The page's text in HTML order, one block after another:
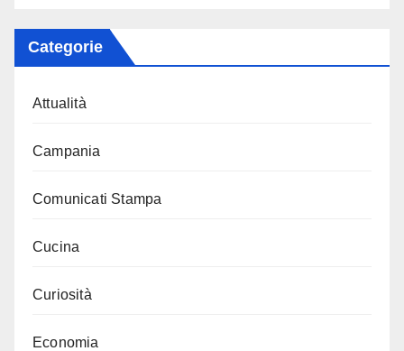
Categorie
Attualità
Campania
Comunicati Stampa
Cucina
Curiosità
Economia